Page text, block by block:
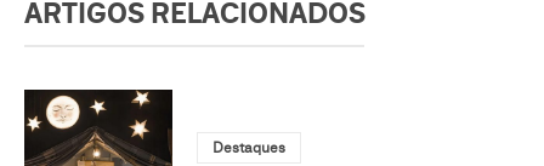
ARTIGOS RELACIONADOS
Destaques